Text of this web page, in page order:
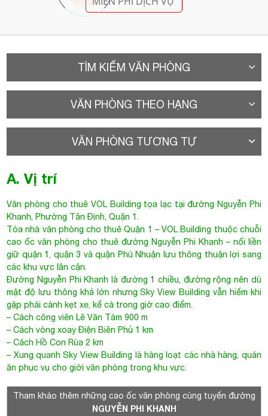
VĂN PHÒNG THEO HẠNG
A. Vị trí
Văn phòng cho thuêVOL Building tọa lạc tại đường Nguyễn Phi
Tòa nhà văn phòng cho thuê Quận 1– VOL Building thuộc chuỗi
cao ốc văn phòng cho thuê đường Nguyễn Phi Khanh – nối liền
các khu vực lân cận.
Đường Nguyễn Phi Khanh
mật độ lưu thông khá lớn nhưng Sky View Building vẫn hiếm khi
gặp phải cảnh kẹt xe, kể cả trong giờ cao điểm.
– Cách công viên Lê Văn Tám 900 m
– Cách vòng xoay Điện Biên Phủ 1 km
– Cách Hồ Con Rùa 2 km
– Xung quanh Sky View Building là hàng loạt các nhà hàng, quán
ăn phục vụ cho giới văn phòng trong khu vực.
Tham khảo thêm những cao ốc văn phòng cùng tuyến đường
NGUYỄN PHI KHANH
NPK BuildingNguyễn Phi Khanh, Phường Tân Định, Quận 1
Sky View BuildingNguyễn Phi Khanh, Phường Tân
Định, Quận 1
B. Thông tin chi tiết